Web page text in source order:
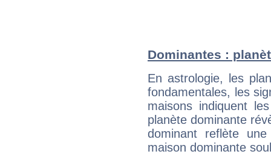
Dominantes :
En astrologie, les
fondamentales, les
maisons indiquent
planète dominante
dominant reflète
maison dominante